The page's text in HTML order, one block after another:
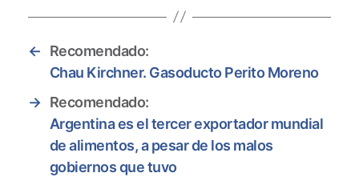
←
Recomendado:
Chau Kirchner. Gasoducto Perito Moreno
→ Recomendado:
Argentina es el tercer exportador mundial
de alimentos, a pesar de los malos
gobiernos que tuvo